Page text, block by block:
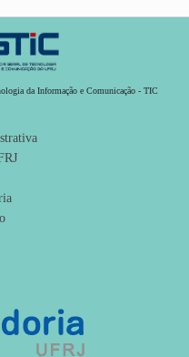
da Informação e Comunicação - TIC